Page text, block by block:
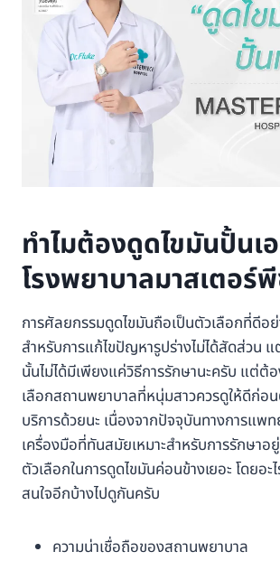
ทำไมต้องดูดไขมันปั้นเ
โรงพยาบาลมาสเตอร์
การศัลยกรรมดูดไขมันถือเป็นตัวเลือกที่ดีอ
สำหรับการแก้ไขปัญหารูปร่างไม่ได้สัดส่วน
นั้นไม่ได้มีเพียงแค่วิธีการรักษานะครับ แต่ต้
เลือกสถานพยาบาลที่หนุ่มสาวควรดูให้ดีก่อน
บริการด้วยนะ เนื่องจากปัจจุบันทางการแพ
เครื่องมือที่ทันสมัยเหมาะสำหรับการรักษาอ
ตัวเลือกในการดูดไขมันค่อนข้างเยอะ โดยอะ
สนใจอีกบ้างไปดูกันครับ
ความน่าเชื่อถือของสถานพยาบาล